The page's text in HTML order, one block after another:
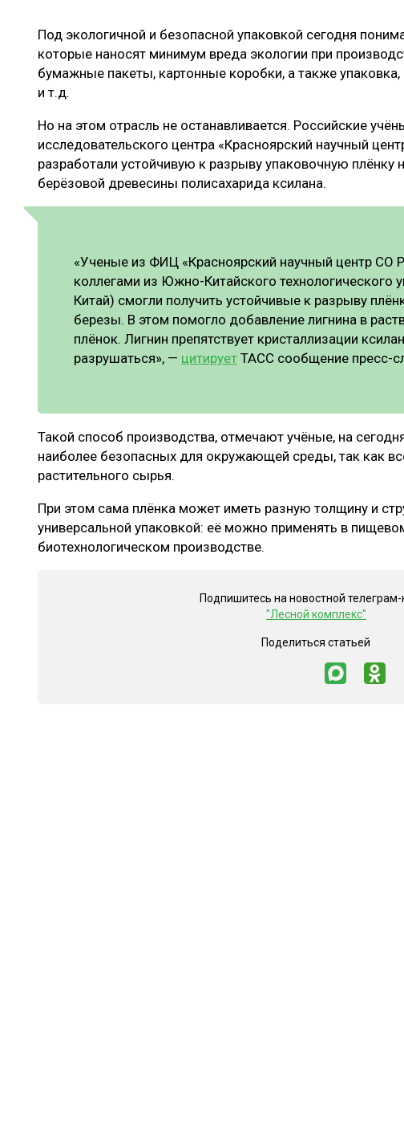
ЛОГИСТИКА
ЦБП
МЕБЕЛЬНОЕ
ЭКСПЕРТНОЕ МНЕНИЕ
Под экологичной и безопасной упаковкой сегодня
которые наносят минимум вреда экологии при
бумажные пакеты, картонные коробки, а также упаковка,
и т.д.
Но на этом отрасль не останавливается. Российские
исследовательского центра «Красноярский научный
разработали устойчивую к разрыву упаковочную плёнку
берёзовой древесины полисахарида ксилана.
«Ученые из ФИЦ «Красноярский научный центр СО
коллегами из Южно-Китайского технологического
Китай) смогли получить устойчивые к разрыву
березы. В этом помогло добавление лигнина в
плёнок. Лигнин препятствует кристаллизации
разрушаться», — цитирует ТАСС сообщение пресс-
Такой способ производства, отмечают учёные, на
наиболее безопасных для окружающей среды, так как
растительного сырья.
При этом сама плёнка может иметь разную толщину и
универсальной упаковкой: её можно применять в
биотехнологическом производстве.
Подпишитесь на новостной телеграм-
"Лесной комплекс"
Поделиться статьей